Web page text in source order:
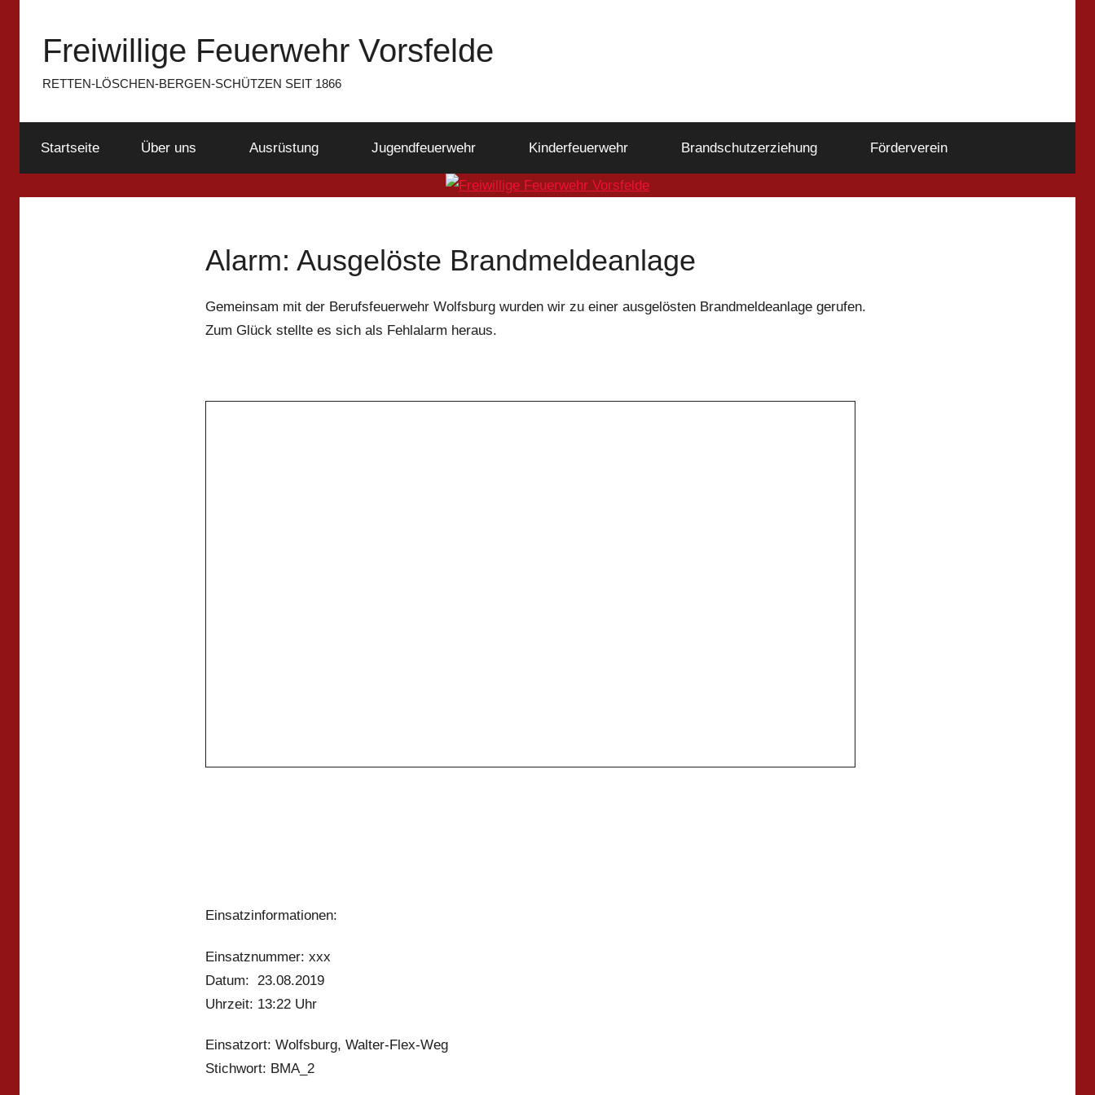
springen
Freiwillige Feuerwehr Vorsfelde
RETTEN-LÖSCHEN-BERGEN-SCHÜTZEN SEIT 1866
Startseite Über uns Ausrüstung Jugendfeuerwehr Kinderfeuerwehr Brandschutzerziehung Förderverein
Alarm: Ausgelöste Brandmeldeanlage
Gemeinsam mit der Berufsfeuerwehr Wolfsburg wurden wir zu einer ausgelösten Brandmeldeanlage gerufen.
Zum Glück stellte es sich als Fehlalarm heraus.
Einsatzinformationen:
Einsatznummer: xxx
Datum: 23.08.2019
Uhrzeit: 13:22 Uhr
Einsatzort: Wolfsburg, Walter-Flex-Weg
Stichwort: BMA_2